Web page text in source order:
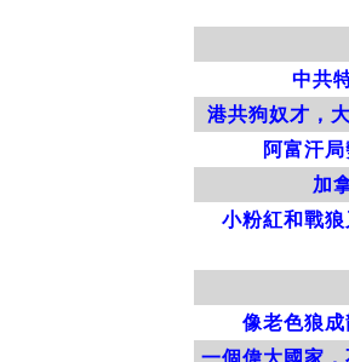
中共
港共狗奴才，
阿富汗
加
小粉紅和戰
像老色狼
一個偉大國家